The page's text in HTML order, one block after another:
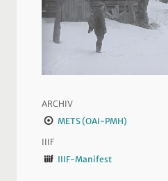
ARCHIV
METS (OAI-PMH)
IIIF
IIIF-Manifest